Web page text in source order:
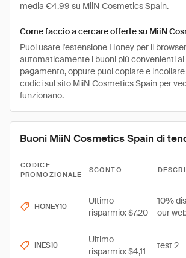
media €4.99 su MiiN Cosmetics Spain.
Come faccio a cercare offerte su MiiN
Puoi usare l'estensione Honey per il
automaticamente i buoni più convenienti
pagamento, oppure puoi copiare e
codici sul sito MiiN Cosmetics Spain per
funzionano.
Buoni MiiN Cosmetics Spain di
CODICE
PROMOZIONALE
SCONTO
HONEY10
Ultimo
risparmio: $7,20
10%
our
INES10
Ultimo
risparmio: $4,11
test 2